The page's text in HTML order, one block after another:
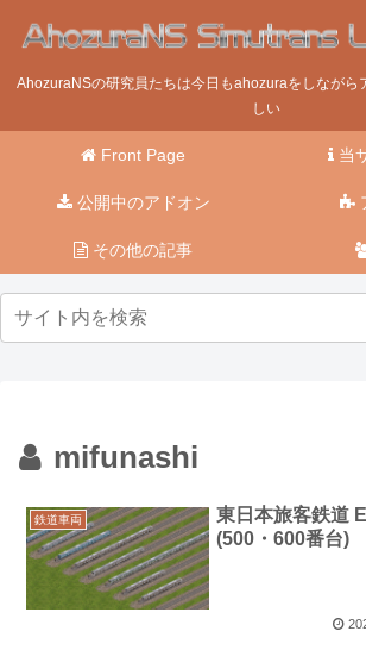
AhozuraNSの研究員たちは今日もahozuraをしながら
しい
Front Page 当
公開中のアドオン
その他の記事
mifunashi
鉄道車両
東日本旅客鉄道
(500・600番台)